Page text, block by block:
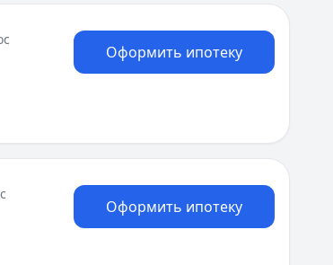
Я
Ярославль
Вся Россия
Оформить ипотеку
Оформить ипотеку